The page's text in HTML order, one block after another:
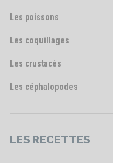
Les poissons
Les coquillages
Les crustacés
Les céphalopodes
LES RECETTES